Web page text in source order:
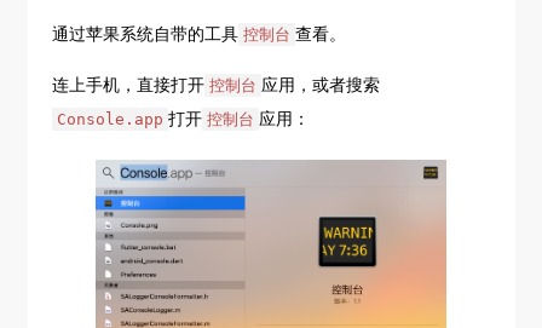
通过苹果系统自带的工具 控制台 查看。
连上手机，直接打开 控制台 应用，或者搜索
Console.app 打开 控制台 应用：